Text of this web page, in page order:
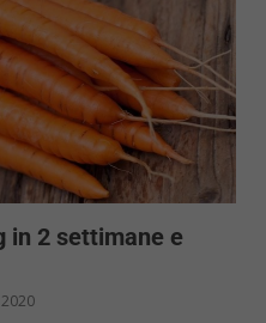
in 2 settimane e